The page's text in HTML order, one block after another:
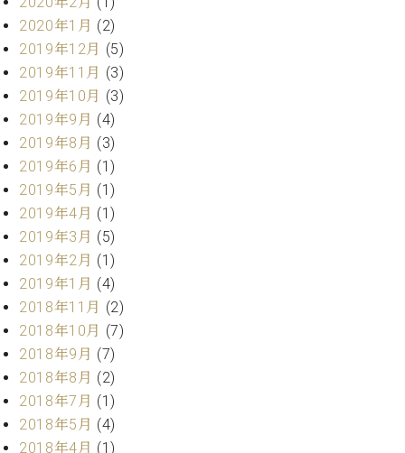
(調
律)
調
律
師
紹
介
律
料
金
表
お
い
合
わ
せ
尾山調律師のブ
ログ Die
Musikgasse（音
楽の小道）
2020年1月 (2)
2019年12月 (5)
2019年11月 (3)
2019年10月 (3)
2019年9月 (4)
2019年8月 (3)
2019年6月 (1)
2019年5月 (1)
2019年4月 (1)
2019年3月 (5)
2019年2月 (1)
2019年1月 (4)
2018年11月 (2)
2018年10月 (7)
2018年9月 (7)
2018年8月 (2)
2018年7月 (1)
2018年5月 (4)
2018年4月 (1)